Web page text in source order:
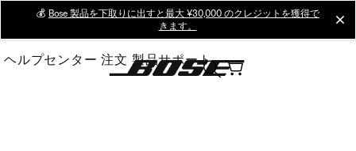
Main
💰 Bose 製品を下取りに出すと最大 ¥30,000 のクレジットを獲得で
きます。
ヘルプセンター 注文 製品サポート